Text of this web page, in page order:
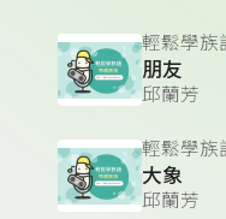
輕鬆學族
朋友
邱蘭芳
輕鬆學族
大象
邱蘭芳